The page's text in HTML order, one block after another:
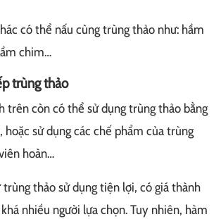
có thể nấu cùng trùng thảo như: hầm
chim…
trùng thảo
trên còn có thể sử dụng trùng thảo bằng
sử dụng các chế phẩm của trùng
hoàn…
thảo sử dụng tiện lợi, có giá thành
nhiều người lựa chọn. Tuy nhiên, hàm